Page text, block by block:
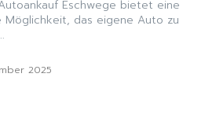
Eschwege bietet eine
das eigene Auto zu
2025